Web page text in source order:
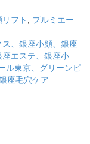
フト , プルミエー
、銀座小顔、銀座
座エステ、銀座小
ル東京、グリーンピ
座毛穴ケア